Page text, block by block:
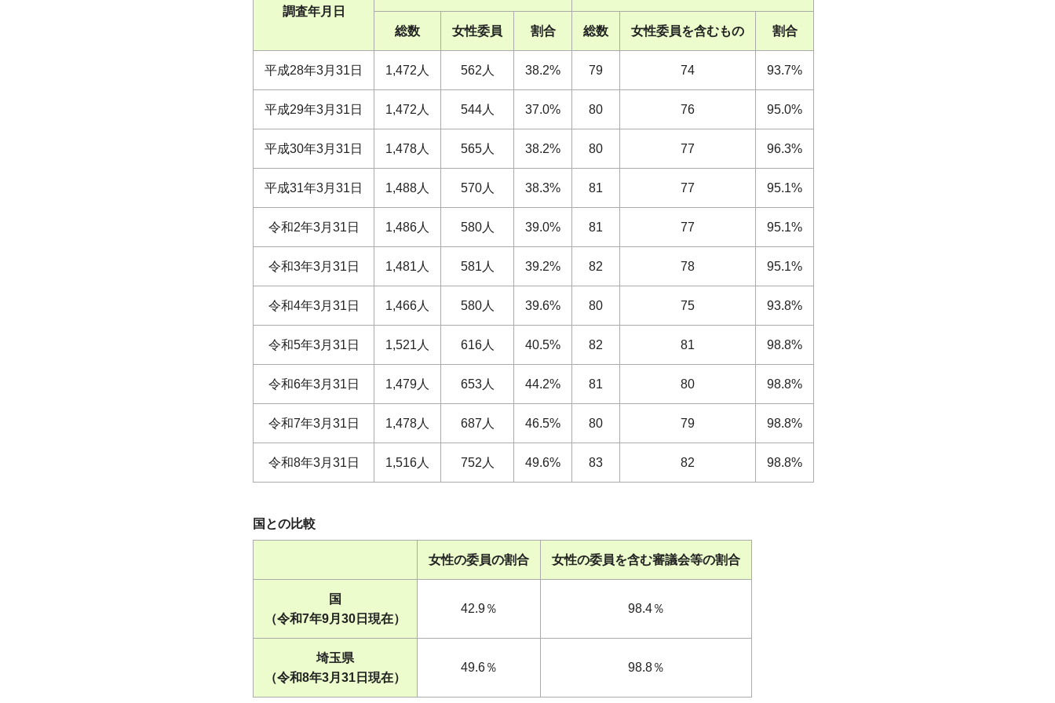
調査年月日
総数 女性委員 割合 総数 女性委員を含むもの 割合
平成28年3月31日 1,472人 562人 38.2% 79 74 93.7%
平成29年3月31日 1,472人 544人 37.0% 80 76 95.0%
平成30年3月31日 1,478人 565人 38.2% 80 77 96.3%
平成31年3月31日 1,488人 570人 38.3% 81 77 95.1%
令和2年3月31日 1,486人 580人 39.0% 81 77 95.1%
令和3年3月31日 1,481人 581人 39.2% 82 78 95.1%
令和4年3月31日 1,466人 580人 39.6% 80 75 93.8%
令和5年3月31日 1,521人 616人 40.5% 82 81 98.8%
令和6年3月31日 1,479人 653人 44.2% 81 80 98.8%
令和7年3月31日 1,478人 687人 46.5% 80 79 98.8%
令和8年3月31日 1,516人 752人 49.6% 83 82 98.8%
国との比較
女性の委員の割合 女性の委員を含む審議会等の割合
国
（令和7年9月30日現在）
42.9％ 98.4％
埼玉県
（令和8年3月31日現在）
49.6％ 98.8％